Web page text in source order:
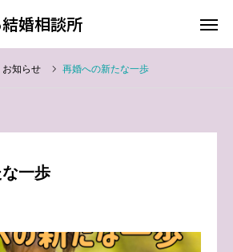
婚相談所
お知らせ 再婚への新たな一歩
一歩
婚相談所